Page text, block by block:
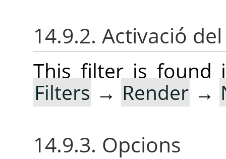
14.9.2. Activació
This filter is found
Filters → Render →
14.9.3. Opcions